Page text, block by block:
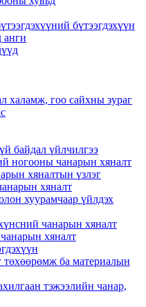
бүтээгдэхүүн
халамж, гоо сайхны зураг
байдал үйлчилгээ
ногооны чанарын хяналт
хяналтын үзлэг
хяналт
хуурамчаар үйлдэх
чанарын хяналт
хяналт
төхөөрөмж ба материалын
тэжээлийн чанар,